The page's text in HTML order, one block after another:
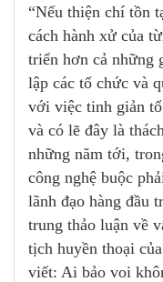
“Nếu thiện chí tồn
cách hành xử của
triển hơn cả những
lập các tổ chức và
với việc tinh giản
và có lẽ đây là
những năm tới,
công nghệ buộc
lãnh đạo hàng đầu
trung thảo luận về
tịch huyền thoại
viết: Ai bảo voi